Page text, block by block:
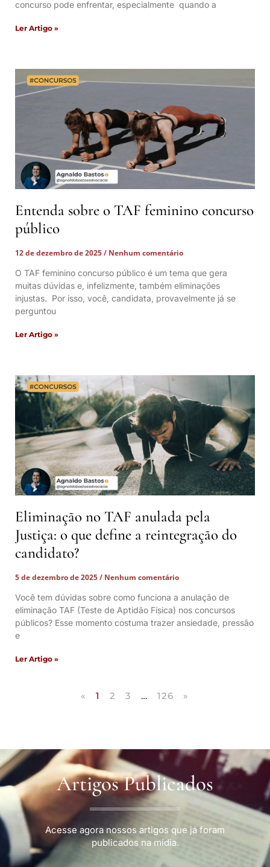
concurso pode enfrentar, especialmente quando a
Ler Artigo »
Entenda sobre o TAF feminino concurso
público
12 de dezembro de 2025
Nenhum comentário
O TAF feminino concurso público é um tema que gera
muitas dúvidas e, infelizmente, também eliminações
injustas. Por isso, você, candidata, provavelmente já se
perguntou
Ler Artigo »
Eliminação no TAF anulada pela
Justiça: o que define a reintegração do
candidato?
5 de dezembro de 2025
Nenhum comentário
Você tem dúvidas sobre como funciona a anulação de
eliminação TAF (Teste de Aptidão Física) nos concursos
públicos? Esse momento costuma trazer ansiedade, pressão
e
Ler Artigo »
« 1 2 3 … 126 »
Artigos Publicados
Acesse agora nossos artigos que já foram
publicados na mídia.